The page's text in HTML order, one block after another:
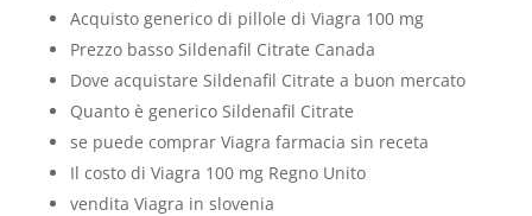
Acquisto generico di pillole di Viagra 100 mg
Prezzo basso Sildenafil Citrate Canada
Dove acquistare Sildenafil Citrate a buon mercato
Quanto è generico Sildenafil Citrate
se puede comprar Viagra farmacia sin receta
Il costo di Viagra 100 mg Regno Unito
vendita Viagra in slovenia